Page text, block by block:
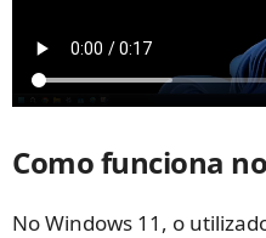
Como funciona
No Windows 11, o